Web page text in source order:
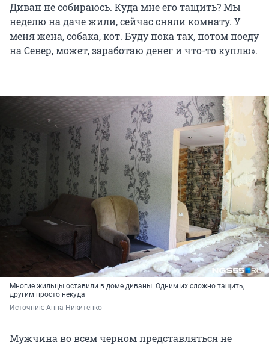
Диван не собираюсь. Куда мне его тащить? Мы
неделю на даче жили, сейчас сняли комнату. У
меня жена, собака, кот. Буду пока так, потом поеду
на Север, может, заработаю денег и что-то куплю».
Многие жильцы оставили в доме диваны. Одним их сложно тащить,
другим просто некуда
Источник: Анна Никитенко
Мужчина во всем черном представляться не